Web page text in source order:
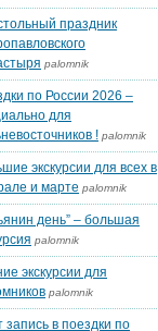
праздник
palomnik
по России 2026 –
для
! palomnik
экскурсии для всех в
и марте palomnik
день” – большая
palomnik
экскурсии для
palomnik
запись в поездки по